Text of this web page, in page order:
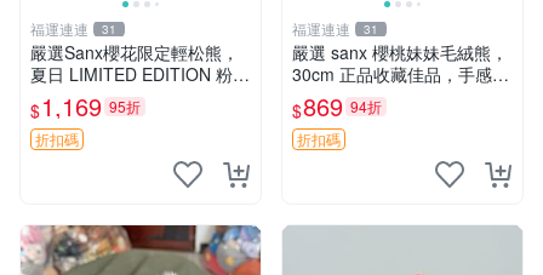
福運連連 31
嚴選Sanx櫻花限定輕松熊，
夏日 LIMITED EDITION 粉色
毛絨熊，背有拉鏈設計，肚內
填充豆袋，精致工藝呈現，狀
態如新，適合收藏與送人 櫻
$1,169 95折
折扣碼
福運連連 31
嚴選 sanx 櫻桃妹妹毛絨熊，
30cm 正品收藏佳品，手感極
軟，適合贈送與收藏 櫻桃妹
妹、sanx、毛絨熊
$869 94折
折扣碼